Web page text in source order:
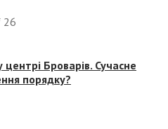
26
Броварів. Сучасне
порядку?